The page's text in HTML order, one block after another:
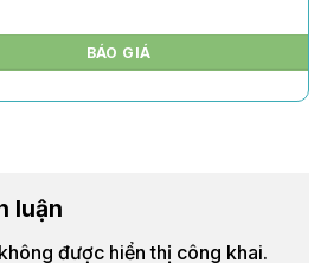
BÁO GIÁ
luận
được hiển thị công khai.